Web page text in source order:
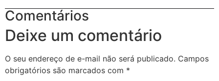
Comentários
Deixe um comentário
O seu endereço de e-mail não será publicado. Campos
obrigatórios são marcados com *